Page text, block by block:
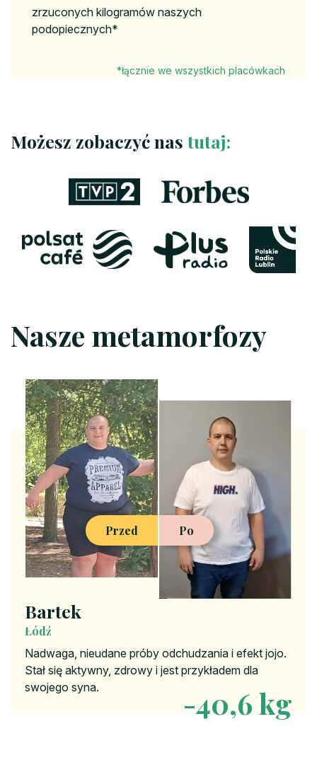
zrzuconych kilogramów naszych
podopiecznych*
*łącznie we wszystkich placówkach
Możesz zobaczyć nas tutaj:
Nasze metamorfozy
Przed Po
Bartek
Łódź
Nadwaga, nieudane próby odchudzania i efekt jojo.
Stał się aktywny, zdrowy i jest przykładem dla
swojego syna.
-40,6 kg